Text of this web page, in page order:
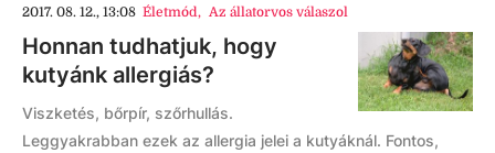
2017. 08. 12., 13:08 Életmód, Az állatorvos válaszol
Honnan tudhatjuk, hogy
kutyánk allergiás?
Viszketés, bőrpír, szőrhullás.
Leggyakrabban ezek az allergia jelei a kutyáknál. Fontos,